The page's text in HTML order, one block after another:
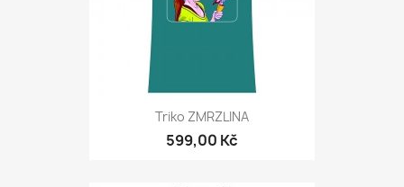
Triko ZMRZLINA
599,00 Kč